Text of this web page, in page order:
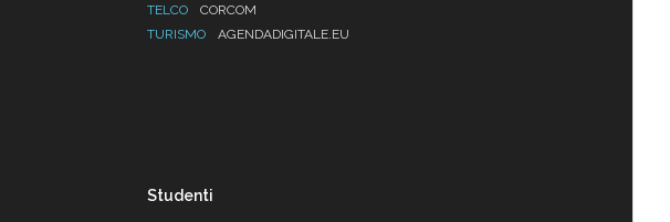
TELCO
CORCOM
TURISMO
AGENDADIGITALE.EU
Studenti